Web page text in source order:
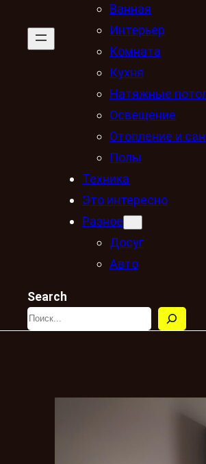
Ванная
Интерьер
Комната
Кухня
Натяжные
Освещение
Отопление и
Полы
Техника
Это интересно
Разное
Досуг
Авто
Search